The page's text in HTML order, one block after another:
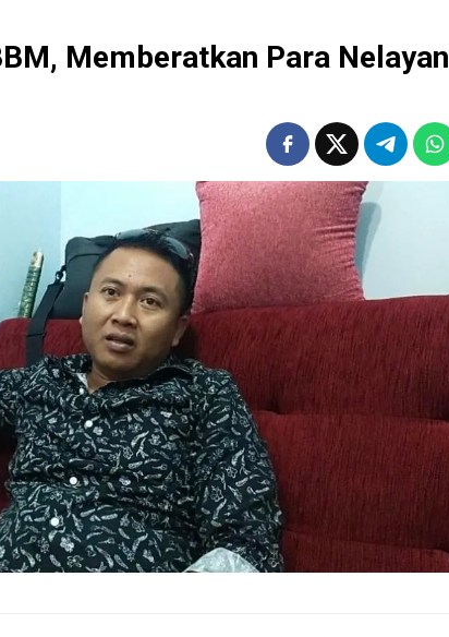
Memberatkan Para Nelayan